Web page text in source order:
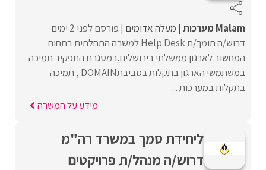
Malam מערכות מעלה אדומים פורסם לפני 2 ימים
דרוש/ה תומך/ת Help Desk למשרה התחלתית בתחום
המחשוב לארגון ממשלתי בירושלים.במסגרת התפקיד תמיכה
במשתמשי הארגון בתקלות בסביבתDOMAIN , תמיכה
בתקלות במערכות ...
מידע על המשרה
ליחידת סמך במשרד רה"מ
דרוש/ה מנהל/ת פרויקטים